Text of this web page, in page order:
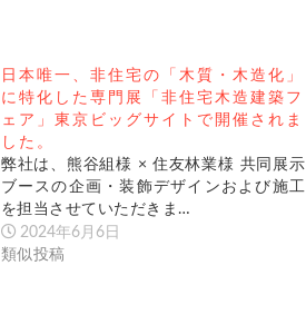
日本唯一、非住宅の「木質・木造化」
に特化した専門展「非住宅木造建築フ
ェア」東京ビッグサイトで開催されま
した。
弊社は、熊谷組様 × 住友林業様 共同展示
ブースの企画・装飾デザインおよび施工
を担当させていただきま…
2024年6月6日
類似投稿